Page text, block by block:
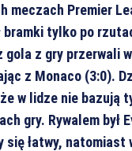
meczach Premier
bramki tylko po
gola z gry przerwali
z Monaco (3:0).
w lidze nie bazują
gry. Rywalem był
się łatwy,